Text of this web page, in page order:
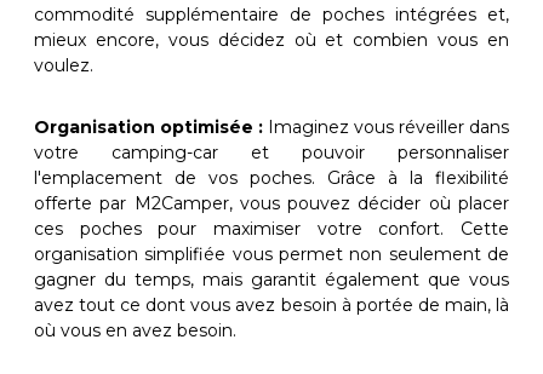
commodité supplémentaire de poches intégrées et,
mieux encore, vous décidez où et combien vous en
voulez.
Organisation optimisée : Imaginez vous réveiller dans
votre camping-car et pouvoir personnaliser
l'emplacement de vos poches. Grâce à la flexibilité
offerte par M2Camper, vous pouvez décider où placer
ces poches pour maximiser votre confort. Cette
organisation simplifiée vous permet non seulement de
gagner du temps, mais garantit également que vous
avez tout ce dont vous avez besoin à portée de main, là
où vous en avez besoin.